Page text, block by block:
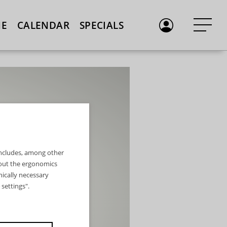
CALENDAR SPECIALS
among other
the ergonomics
necessary